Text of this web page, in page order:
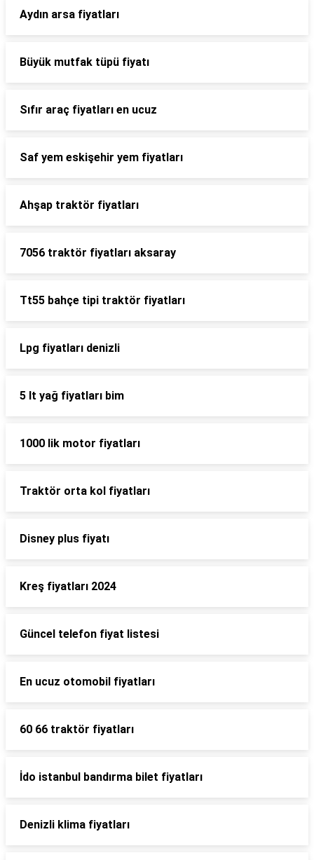
Aydın arsa fiyatları
Büyük mutfak tüpü fiyatı
Sıfır araç fiyatları en ucuz
Saf yem eskişehir yem fiyatları
Ahşap traktör fiyatları
7056 traktör fiyatları aksaray
Tt55 bahçe tipi traktör fiyatları
Lpg fiyatları denizli
5 lt yağ fiyatları bim
1000 lik motor fiyatları
Traktör orta kol fiyatları
Disney plus fiyatı
Kreş fiyatları 2024
Güncel telefon fiyat listesi
En ucuz otomobil fiyatları
60 66 traktör fiyatları
İdo istanbul bandırma bilet fiyatları
Denizli klima fiyatları